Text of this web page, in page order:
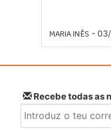
MARIA INÊS -
Recebe todas as